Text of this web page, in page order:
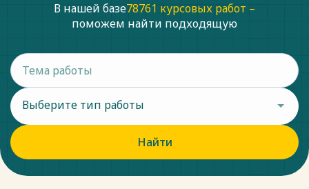
В нашей базе78761 курсовых работ –
поможем найти подходящую
Выберите тип работы
Найти